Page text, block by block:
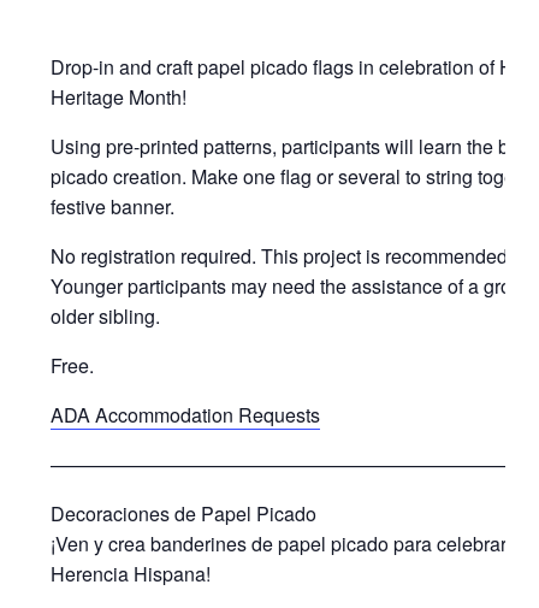
Drop-in and craft papel picado flags in celebration of
Heritage Month!
Using pre-printed patterns, participants will learn the
picado creation. Make one flag or several to string
festive banner.
No registration required. This project is recommended
Younger participants may need the assistance of a
older sibling.
Free.
ADA Accommodation Requests
Decoraciones de Papel Picado
¡Ven y crea banderines de papel picado para celebrar el
Herencia Hispana!